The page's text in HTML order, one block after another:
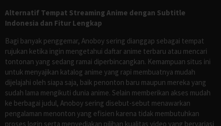
Alternatif Tempat Streaming Anime dengan Subtitle
Indonesia dan Fitur Lengkap
Bagi banyak penggemar, Anoboy sering dianggap sebagai tempat
rujukan ketika ingin mengetahui daftar anime terbaru atau mencari
tontonan yang sedang ramai diperbincangkan. Kemampuan situs ini
untuk menyajikan katalog anime yang rapi membuatnya mudah
dijelajahi oleh siapa saja, baik penonton baru maupun mereka yang
sudah lama mengikuti dunia anime. Selain memberikan akses mudah
ke berbagai judul, Anoboy sering disebut-sebut menawarkan
pengalaman menonton yang efisien karena tidak membutuhkan
proses login serta menyediakan pilihan kualitas video yang bervariasi